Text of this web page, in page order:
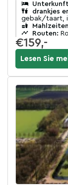
drankjes
gebak/taart,
Routen:
€159,-
Lesen Sie